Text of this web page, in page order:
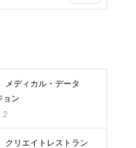
メディカル・データ
ョン
クリエイトレストラン